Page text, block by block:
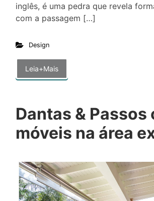
inglês, é uma pedra que revela
com a passagem […]
Design
Leia+Mais
Dantas & Passos
móveis na área